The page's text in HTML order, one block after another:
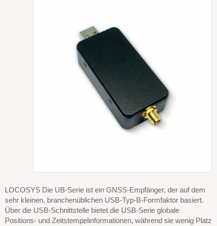
LOCOSYS Die UB-Serie ist ein GNSS-Empfänger, der auf dem
sehr kleinen, branchenüblichen USB-Typ-B-Formfaktor basiert.
Über die USB-Schnittstelle bietet die USB-Serie globale
Positions- und Zeitstempelinformationen, während sie wenig Platz